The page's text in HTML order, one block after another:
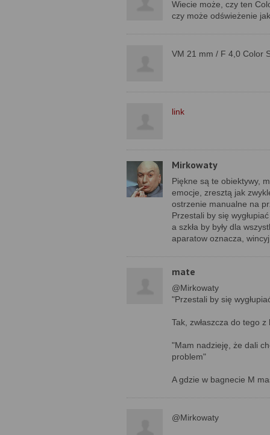
Wiecie może, czy ten
czy może odświeżenie
VM 21 mm / F 4,0 Color
link
Mirkowaty
Piękne są te obiektywy,
emocje, zresztą jak
ostrzenie manualne na
Przestali by się
a szkła by były dla
aparatow oznacza,
mate
@Mirkowaty
"Przestali by się
Tak, zwłaszcza do tego
"Mam nadzieję, że dali
problem"
A gdzie w bagnecie M
@Mirkowaty